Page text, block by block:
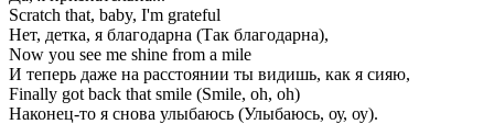
Scratch that, baby, I'm grateful
Нет, детка, я благодарна (Так благодарна),
Now you see me shine from a mile
И теперь даже на расстоянии ты видишь, как я сияю,
Finally got back that smile (Smile, oh, oh)
Наконец-то я снова улыбаюсь (Улыбаюсь, оу, оу).